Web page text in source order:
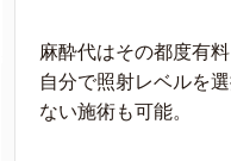
麻酔代はその都度有
自分で照射レベルを
ない施術も可能。